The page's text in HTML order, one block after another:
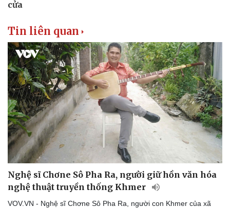
Ăn sạch sống khỏe
Tin liên quan
Nghệ sĩ Chơne Sô Pha Ra, người giữ hồn văn hóa
nghệ thuật truyền thống Khmer
VOV.VN - Nghệ sĩ Chơne Sô Pha Ra, người con Khmer của xã